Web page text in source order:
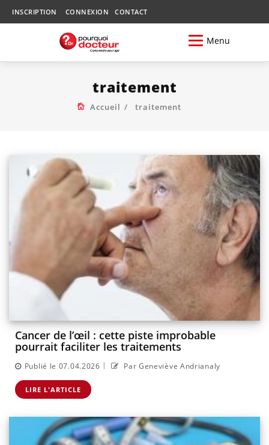
INSCRIPTION CONNEXION CONTACT
Menu
traitement
Accueil traitement
Cancer de l’œil : cette piste improbable
pourrait faciliter les traitements
Publié le 07.04.2026 | Par Geneviève Andrianaly
LIRE L'ARTICLE